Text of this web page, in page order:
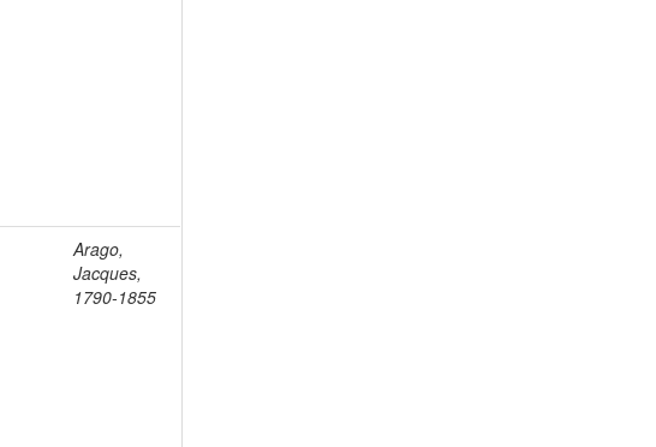
Arago,
Jacques,
1790-1855